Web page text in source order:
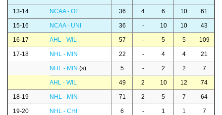
13-14 NCAA - OF 36 4 6 10 61
15-16 NCAA - UNI 36 - 10 10 43
16-17 AHL - WIL 57 - 5 5 109
17-18 NHL - MIN 22 - 4 4 21
NHL - MIN (s) 5 - 2 2 7
AHL - WIL 49 2 10 12 74
18-19 NHL - MIN 71 2 5 7 64
19-20 NHL - CHI 6 - 1 1 7